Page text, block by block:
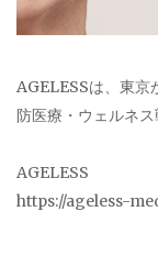
AGELESSは、東京
防医療・ウェルネ
AGELESS
https://ageless-